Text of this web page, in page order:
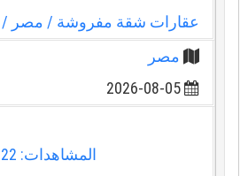
عقارات شقة مفروشة / مصر /
مصر
المشاهدات: 22